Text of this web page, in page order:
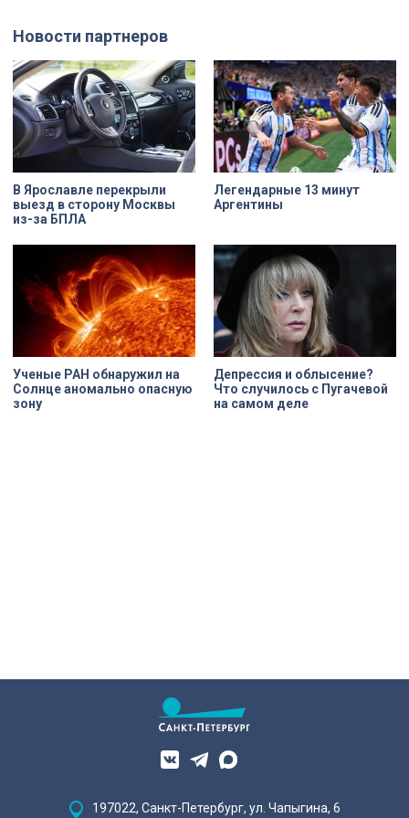
Александра Беглова, срок
договора рассчитан на 49 лет, из
которых за семь арендатор
должен полностью выполнить все
обязательства. Как
восстанавливают яркий пример
деревянного модерна и почему
эта история уникальна?
Новости партнеров
В Ярославле перекрыли
выезд в сторону Москвы
из-за БПЛА
Легендарные 13 минут
Аргентины
Ученые РАН обнаружил на
Солнце аномально опасную
зону
Депрессия и облысение?
Что случилось с Пугачевой
на самом деле
197022, Санкт-Петербург, ул. Чапыгина, 6